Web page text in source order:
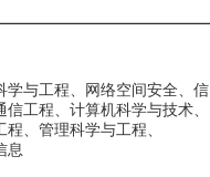
学与工程、网络空间安全、信
信工程、计算机科学与技术、
程、管理科学与工程、
息